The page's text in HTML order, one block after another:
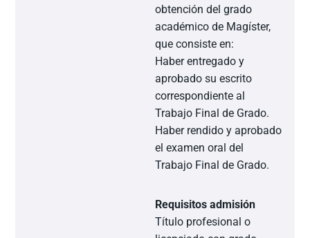
obtención del grado
académico de Magíster,
que consiste en:
Haber entregado y
aprobado su escrito
correspondiente al
Trabajo Final de Grado.
Haber rendido y aprobado
el examen oral del
Trabajo Final de Grado.
Requisitos admisión
Título profesional o